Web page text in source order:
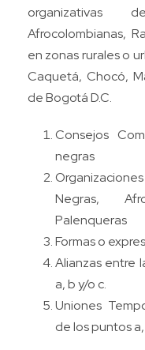
organizativas
Afrocolombianas,
en zonas rurales o
Caquetá, Chocó,
de Bogotá D.C.
Consejos
negras
Negras,
Palenqueras
Formas o
Alianzas entre
a, b y/o c.
Uniones
de los puntos